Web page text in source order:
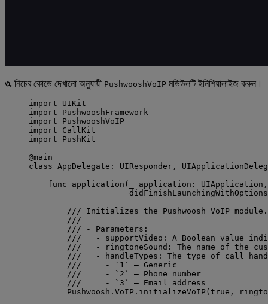
৩. নিচের কোডে দেখানো অনুযায়ী PushwooshVoIP মডিউলটি ইনিশিয়ালাইজ করুন।
import UIKit
import PushwooshFramework
import PushwooshVoIP
import CallKit
import PushKit
@main
class AppDelegate: UIResponder ,
func
application ( application : UIApplication,
didFinishLaunchingWithOptions
/// Initializes the Pushwoosh VoIP module.
///
/// - Parameters:
///   - supportVideo: A Boolean value
///   - ringtoneSound: The name of the
///   - handleTypes: The type of call
///     - `1` – Generic
///     - `2` – Phone number
///     - `3` – Email address
Pushwoosh. VoIP . initializeVoIP ( true ,